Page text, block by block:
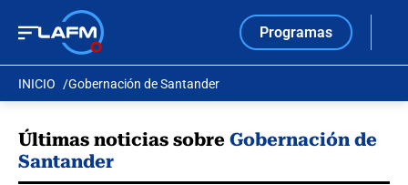
Programas
INICIO Gobernación de Santander
Últimas noticias sobre Gobernación de
Santander